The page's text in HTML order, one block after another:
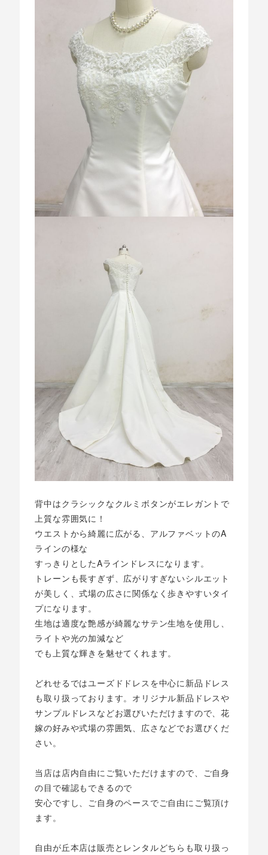
背中はクラシックなクルミボタンがエレガントで
上質な雰囲気に！
ウエストから綺麗に広がる、アルファベットのA
ラインの様な
すっきりとしたAラインドレスになります。
トレーンも長すぎず、広がりすぎないシルエット
が美しく、式場の広さに関係なく歩きやすいタイ
プになります。
生地は適度な艶感が綺麗なサテン生地を使用し、
ライトや光の加減など
でも上質な輝きを魅せてくれます。
どれせるではユーズドドレスを中心に新品ドレス
も取り扱っております。オリジナル新品ドレスや
サンプルドレスなどお選びいただけますので、花
嫁の好みや式場の雰囲気、広さなどでお選びくだ
さい。
当店は店内自由にご覧いただけますので、ご自身
の目で確認もできるので
安心ですし、ご自身のペースでご自由にご覧頂け
ます。
自由が丘本店は販売とレンタルどちらも取り扱っ